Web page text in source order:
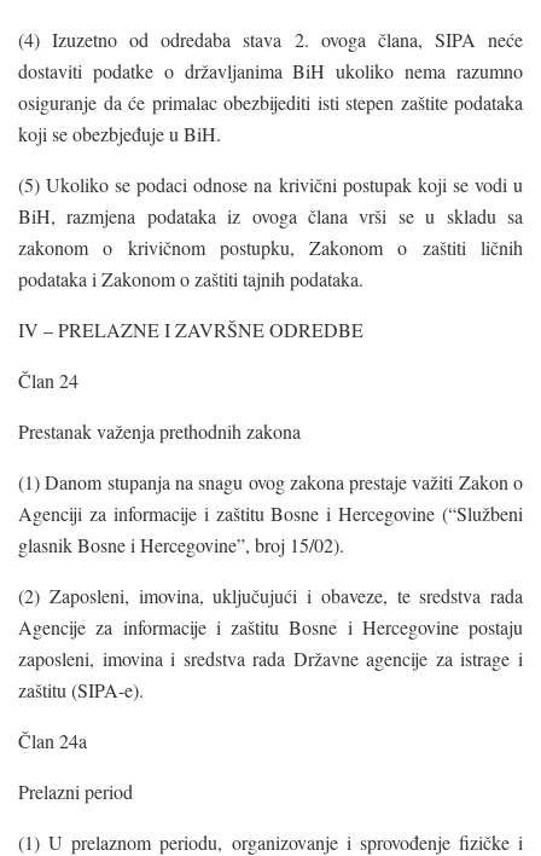
(4) Izuzetno od odredaba stava 2. ovoga člana, SIPA neće
dostaviti podatke o državljanima BiH ukoliko nema razumno
osiguranje da će primalac obezbijediti isti stepen zaštite podataka
koji se obezbjeđuje u BiH.
(5) Ukoliko se podaci odnose na krivični postupak koji se vodi u
BiH, razmjena podataka iz ovoga člana vrši se u skladu sa
zakonom o krivičnom postupku, Zakonom o zaštiti ličnih
podataka i Zakonom o zaštiti tajnih podataka.
IV – PRELAZNE I ZAVRŠNE ODREDBE
Član 24
Prestanak važenja prethodnih zakona
(1) Danom stupanja na snagu ovog zakona prestaje važiti Zakon o
Agenciji za informacije i zaštitu Bosne i Hercegovine (“Službeni
glasnik Bosne i Hercegovine”, broj 15/02).
(2) Zaposleni, imovina, uključujući i obaveze, te sredstva rada
Agencije za informacije i zaštitu Bosne i Hercegovine postaju
zaposleni, imovina i sredstva rada Državne agencije za istrage i
zaštitu (SIPA-e).
Član 24a
Prelazni period
(1) U prelaznom periodu, organizovanje i sprovođenje fizičke i